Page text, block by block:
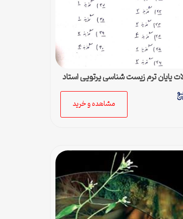
پایان ترم زیست شناسی پرتویی استاد
مشاهده و خرید